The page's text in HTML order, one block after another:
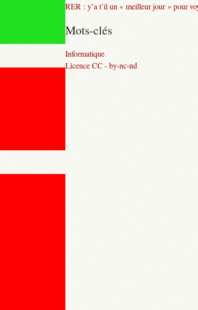
RER : y’a t’il un « meilleur jour » pour
Mots-clés
Informatique
Licence CC - by-nc-nd